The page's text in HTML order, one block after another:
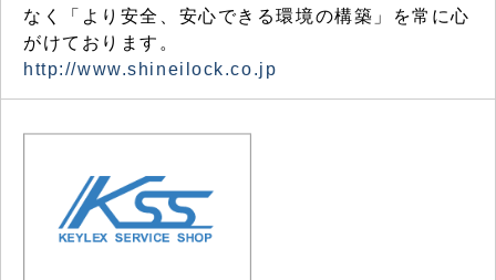
なく「より安全、安心できる環境の構築」を常に心
がけております。
http://www.shineilock.co.jp